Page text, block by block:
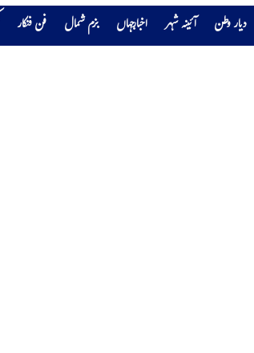
دیار وطن آئینہ شہر اخبارجہاں بزم شمال فن فنکار